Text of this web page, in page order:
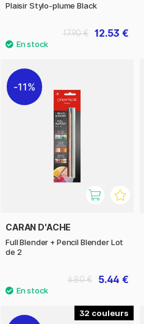
Plaisir Stylo-plume Black
12.53 €
17.90 €
11%
CARAN D'ACHE
Full Blender + Pencil Blender Lot
de 2
5.44 €
6.80 €
32